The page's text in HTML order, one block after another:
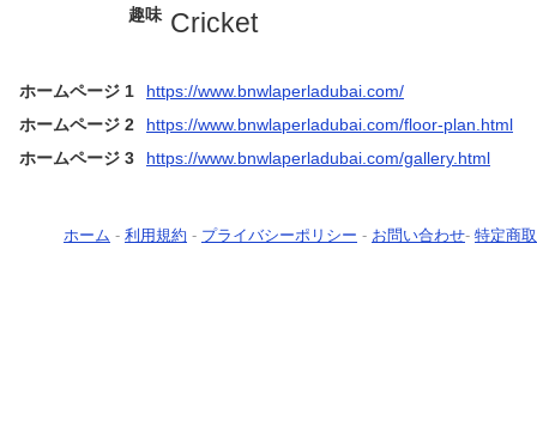
趣味 Cricket
ホームページ 1
https://www.bnwlaperladubai.com/
ホームページ 2
https://www.bnwlaperladubai.com/floor-plan.html
ホームページ 3
https://www.bnwlaperladubai.com/gallery.html
ホーム - 利用規約 - プライバシーポリシー - お問い合わせ- 特定商